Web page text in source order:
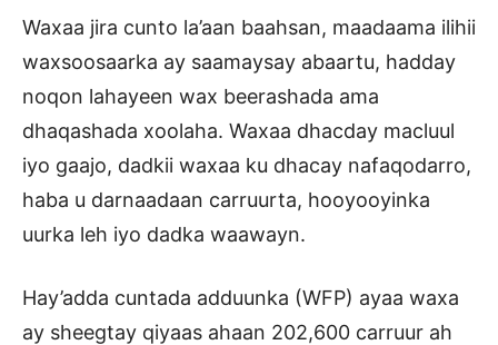
Waxaa jira cunto la’aan baahsan, maadaama ilihii
waxsoosaarka ay saamaysay abaartu, hadday
noqon lahayeen wax beerashada ama
dhaqashada xoolaha. Waxaa dhacday macluul
iyo gaajo, dadkii waxaa ku dhacay nafaqodarro,
haba u darnaadaan carruurta, hooyooyinka
uurka leh iyo dadka waawayn.
Hay’adda cuntada adduunka (WFP) ayaa waxa
ay sheegtay qiyaas ahaan 202,600 carruur ah